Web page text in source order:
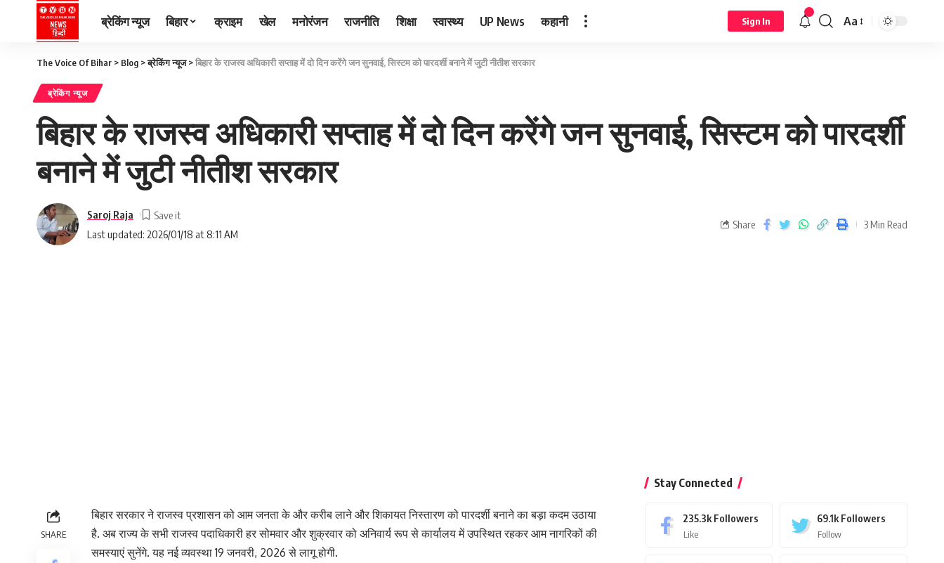
ब्रेकिंग न्यूज बिहार क्राइम खेल मनोरंजन राजनीति शिक्षा स्वास्थ्य UP News कहानी Sign In Aa
The Voice Of Bihar > Blog >ब्रेकिंग न्यूज>बिहार के राजस्व अधिकारी सप्ताह में दो दिन करेंगे जन सुनवाई, सिस्टम को पारदर्शी बनाने में जुटी नीतीश सरकार
ब्रेकिंग न्यूज
बिहार के राजस्व अधिकारी सप्ताह में दो दिन करेंगे जन सुनवाई, सिस्टम को पारदर्शी
बनाने में जुटी नीतीश सरकार
Last updated: 2026/01/18 at 8:11 AM
Saroj Raja
Share 3 Min Read
SHARE
बिहार सरकार ने राजस्व प्रशासन को आम जनता के और करीब लाने और शिकायत निस्तारण को पारदर्शी बनाने का बड़ा कदम उठाया
है. अब राज्य के सभी राजस्व पदाधिकारी हर सोमवार और शुक्रवार को अनिवार्य रूप से कार्यालय में उपस्थित रहकर आम नागरिकों की
समस्याएं सुनेंगे. यह नई व्यवस्था 19 जनवरी, 2026 से लागू होगी.
Stay Connected
235.3k Followers
Like
69.1k Followers
Follow